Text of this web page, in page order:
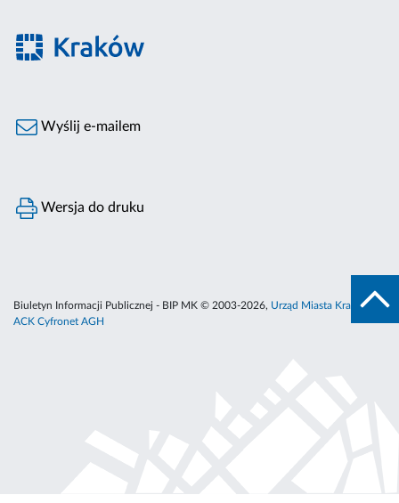
Wyślij e-mailem
Wersja do druku
Biuletyn Informacji Publicznej - BIP MK © 2003-2026, Urząd Miasta Krakowa
ACK Cyfronet AGH